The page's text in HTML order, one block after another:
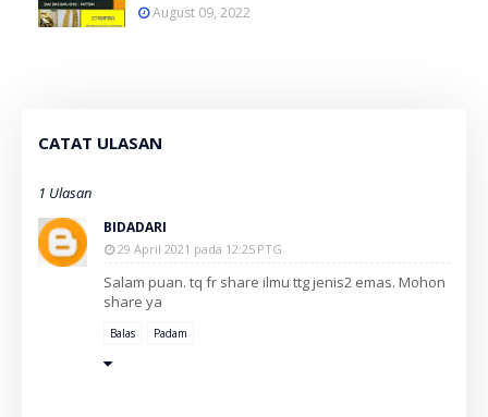
August 09, 2022
CATAT ULASAN
1 Ulasan
BIDADARI
29 April 2021 pada 12:25 PTG
Salam puan. tq fr share ilmu ttg jenis2 emas. Mohon
share ya
Balas Padam